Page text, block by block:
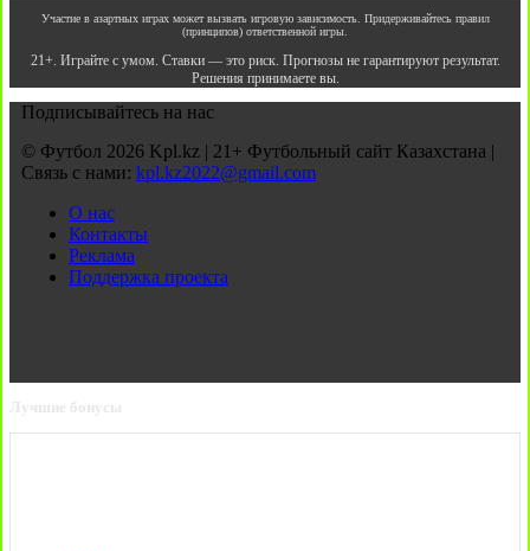
Участие в азартных играх может вызвать игровую зависимость. Придерживайтесь правил
(принципов) ответственной игры.
21+. Играйте с умом. Ставки — это риск. Прогнозы не гарантируют результат.
Решения принимаете вы.
Подписывайтесь на нас
© Футбол 2026 Kpl.kz | 21+ Футбольный сайт Казахстана |
Связь с нами: kpl.kz2022@gmail.com
О нас
Контакты
Реклама
Поддержка проекта
Лучшие бонусы